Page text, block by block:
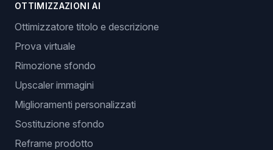
OTTIMIZZAZIONI AI
Ottimizzatore titolo e descrizione
Prova virtuale
Rimozione sfondo
Upscaler immagini
Miglioramenti personalizzati
Sostituzione sfondo
Reframe prodotto